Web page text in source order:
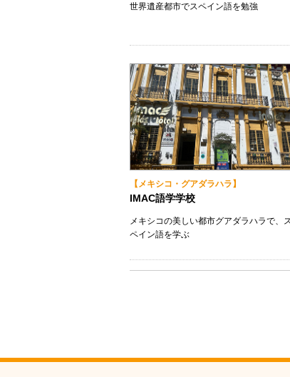
世界遺産都市でスペイン語を勉強
【メキシコ・グアダラハラ】
IMAC語学学校
メキシコの美しい都市グアダラハラで、
ペイン語を学ぶ